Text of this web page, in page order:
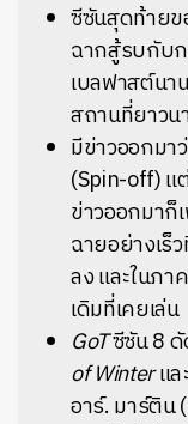
ซีซันสุดท้ายข
ฉากสู้รบกับ
เบลฟาสต์น
สถานที่ยาว
มีข่าวออกมา
(Spin-off) แ
ข่าวออกมาก็
ฉายอย่างเร็
ลง และในภ
เดิมที่เคยเล่น
GoTซีซัน 8 ดั
of Winterแล
อาร์. มาร์ติน